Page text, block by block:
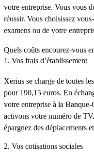
votre entreprise. Vous vous
réussir. Vous choisissez
examens ou de votre
Quels coûts encourez-vous
1. Vos frais d’établissement
Xerius se charge de toutes
pour 190,15 euros. En
votre entreprise à la
activons votre numéro de
épargnez des déplacements
2. Vos cotisations sociales